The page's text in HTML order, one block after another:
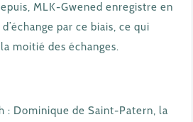
MLK-Gwened enregistre en
par ce biais, ce qui
moitié des échanges.
: Dominique de Saint-Patern, la